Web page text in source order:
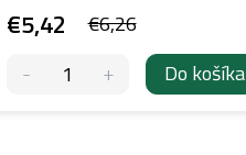
€6,26
€5,42
Do košíka